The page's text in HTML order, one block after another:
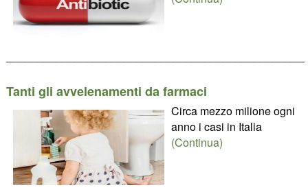
Tanti gli avvelenamenti da farmaci
Circa mezzo milione ogni
anno i casi in Italia
(Continua)